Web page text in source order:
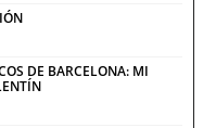
DE BARCELONA: MI